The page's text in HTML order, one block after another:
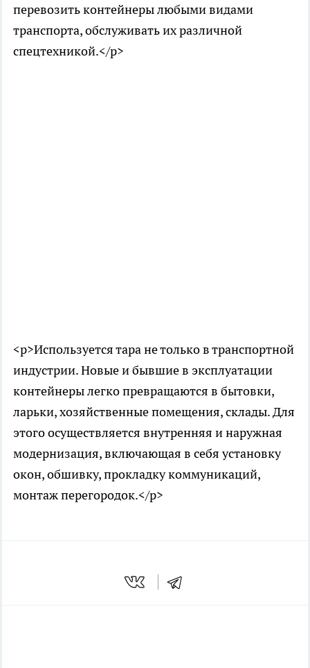
перевозить контейнеры любыми видами
транспорта, обслуживать их различной
спецтехникой.</p>
<p>Используется тара не только в транспортной
индустрии. Новые и бывшие в эксплуатации
контейнеры легко превращаются в бытовки,
ларьки, хозяйственные помещения, склады. Для
этого осуществляется внутренняя и наружная
модернизация, включающая в себя установку
окон, обшивку, прокладку коммуникаций,
монтаж перегородок.</p>